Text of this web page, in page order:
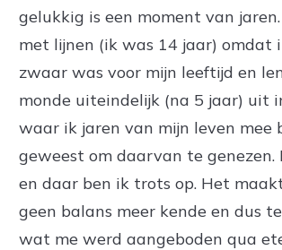
gelukkig is een moment van
met lijnen (ik was 14 jaar) omdat
zwaar was voor mijn leeftijd en
monde uiteindelijk (na 5 jaar) uit
waar ik jaren van mijn leven mee
geweest om daarvan te
en daar ben ik trots op. Het
geen balans meer kende en dus
wat me werd aangeboden qua